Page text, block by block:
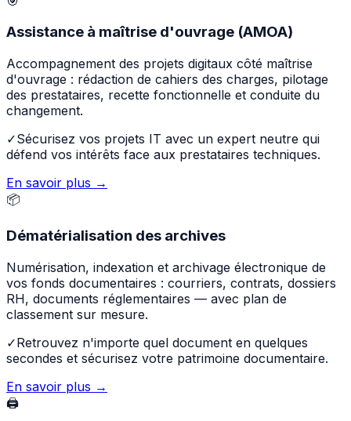
Assistance à maîtrise d'ouvrage (AMOA)
Accompagnement des projets digitaux côté maîtrise
d'ouvrage : rédaction de cahiers des charges, pilotage
des prestataires, recette fonctionnelle et conduite du
changement.
✓Sécurisez vos projets IT avec un expert neutre qui
défend vos intérêts face aux prestataires techniques.
En savoir plus →
📦
Dématérialisation des archives
Numérisation, indexation et archivage électronique de
vos fonds documentaires : courriers, contrats, dossiers
RH, documents réglementaires — avec plan de
classement sur mesure.
✓Retrouvez n'importe quel document en quelques
secondes et sécurisez votre patrimoine documentaire.
En savoir plus →
🖨️